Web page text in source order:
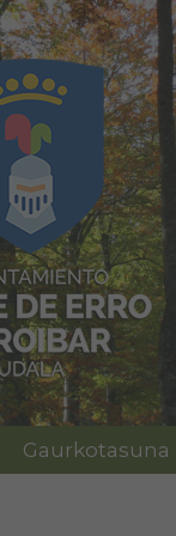
Gaurkotasuna